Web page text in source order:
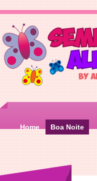
Home Boa Noite